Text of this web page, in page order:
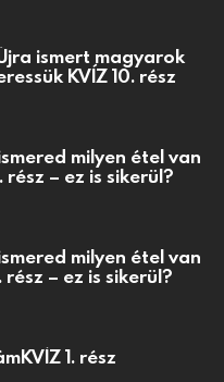
ismert magyarok
KVÍZ 10. rész
milyen étel van
– ez is sikerül?
milyen étel van
– ez is sikerül?
1. rész